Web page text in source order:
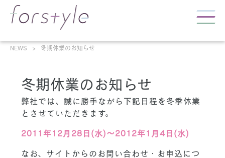
NEWS 冬期休業のお知らせ
冬期休業のお知らせ
弊社では、誠に勝手ながら下記日程を冬季休業
とさせていただきます。
2011年12月28日(水)～2012年1月4日(水)
なお、サイトからのお問い合わせ・お申込につ